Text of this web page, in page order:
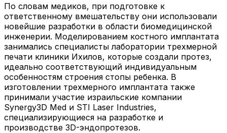
По словам медиков, при подготовке к
ответственному вмешательству они использовали
новейшие разработки в области биомедицинской
инженерии. Моделированием костного имплантата
занимались специалисты лаборатории трехмерной
печати клиники Ихилов, которые создали протез,
идеально соответствующий индивидуальным
особенностям строения стопы ребенка. В
изготовлении трехмерного имплантата также
принимали участие израильские компании
Synergy3D Med и STI Laser Industries,
специализирующиеся на разработке и
производстве 3D-эндопротезов.